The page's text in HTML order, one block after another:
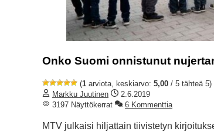
Onko Suomi onnistunut
(1 arviota, keskiarvo: 5,00 / 5 tähteä 5)
Markku Juutinen
2.6.2019
3197 Näyttökerrat
6 Kommenttia
MTV julkaisi hiljattain tiivistetyn